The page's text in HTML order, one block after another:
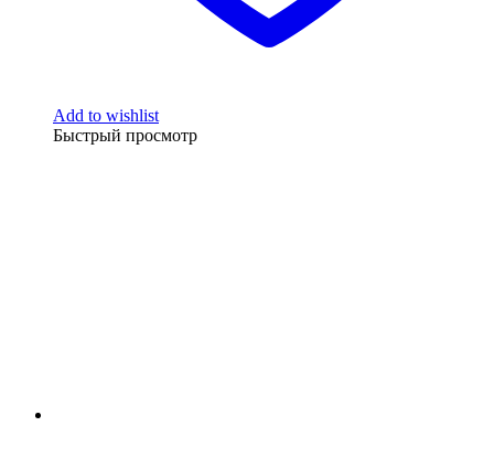
Add to wishlist
Быстрый просмотр